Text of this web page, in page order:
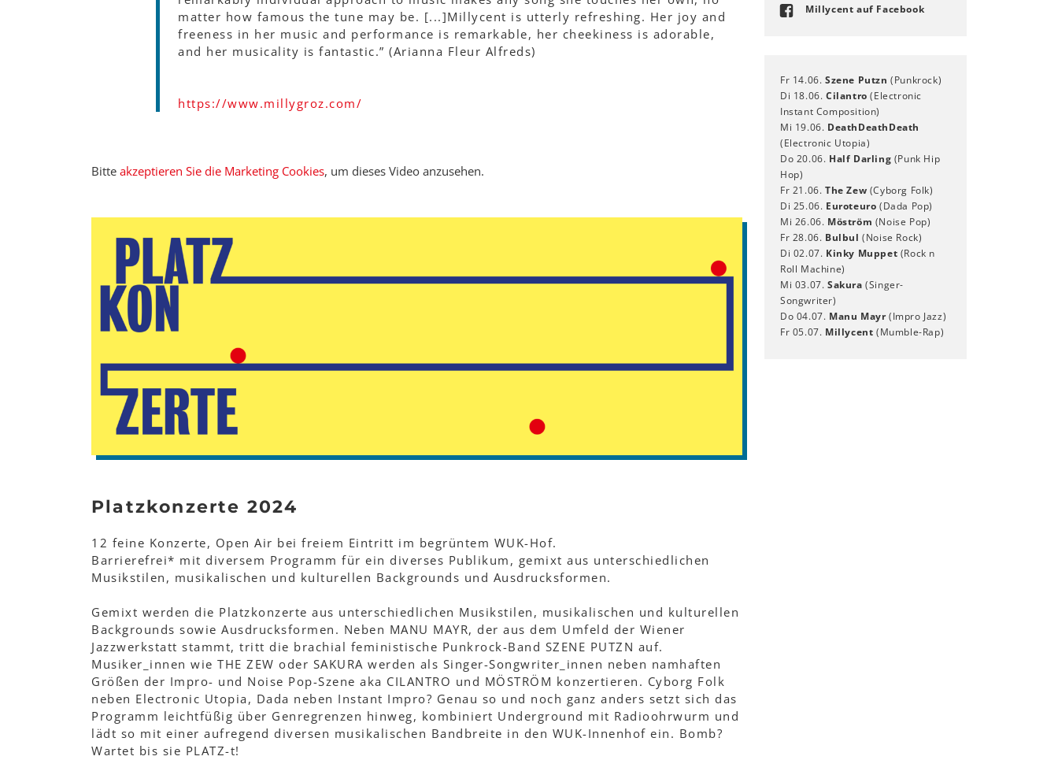
matter how famous the tune may be. [...]Millycent is utterly refreshing. Her joy and
freeness in her music and performance is remarkable, her cheekiness is adorable,
and her musicality is fantastic.” (Arianna Fleur Alfreds)
https://www.millygroz.com/
Bitte akzeptieren Sie die Marketing Cookies, um dieses Video anzusehen.
Platzkonzerte 2024
12 feine Konzerte, Open Air bei freiem Eintritt im begrüntem WUK-Hof.
Barrierefrei* mit diversem Programm für ein diverses Publikum, gemixt aus unterschiedlichen
Musikstilen, musikalischen und kulturellen Backgrounds und Ausdrucksformen.
Gemixt werden die Platzkonzerte aus unterschiedlichen Musikstilen, musikalischen und kulturellen
Backgrounds sowie Ausdrucksformen. Neben MANU MAYR, der aus dem Umfeld der Wiener
Jazzwerkstatt stammt, tritt die brachial feministische Punkrock-Band SZENE PUTZN auf.
Musiker_innen wie THE ZEW oder SAKURA werden als Singer-Songwriter_innen neben namhaften
Größen der Impro- und Noise Pop-Szene aka CILANTRO und MÖSTRÖM konzertieren. Cyborg Folk
neben Electronic Utopia, Dada neben Instant Impro? Genau so und noch ganz anders setzt sich das
Programm leichtfüßig über Genregrenzen hinweg, kombiniert Underground mit Radioohrwurm und
lädt so mit einer aufregend diversen musikalischen Bandbreite in den WUK-Innenhof ein. Bomb?
Wartet bis sie PLATZ-t!
Millycent auf Facebook
Fr 14.06. Szene Putzn (Punkrock)
Di 18.06. Cilantro (Electronic
Instant Composition)
Mi 19.06. DeathDeathDeath
(Electronic Utopia)
Do 20.06. Half Darling (Punk Hip
Hop)
Fr 21.06. The Zew (Cyborg Folk)
Di 25.06. Euroteuro (Dada Pop)
Mi 26.06. Möström (Noise Pop)
Fr 28.06. Bulbul (Noise Rock)
Di 02.07. Kinky Muppet (Rock n
Roll Machine)
Mi 03.07. Sakura(Singer-
Songwriter)
Do 04.07. Manu Mayr(Impro Jazz)
Fr 05.07. Millycent (Mumble-Rap)